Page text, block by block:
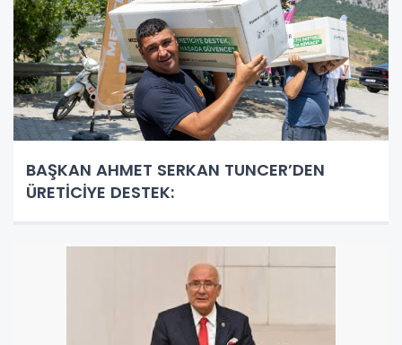
BAŞKAN AHMET SERKAN TUNCER’DEN
ÜRETİCİYE DESTEK: